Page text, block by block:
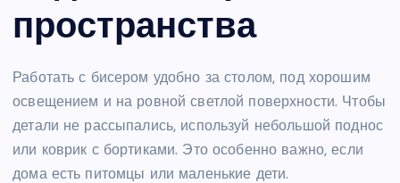
пространства
Работать с бисером удобно за столом, под хорошим
освещением и на ровной светлой поверхности. Чтобы
детали не рассыпались, используй небольшой поднос
или коврик с бортиками. Это особенно важно, если
дома есть питомцы или маленькие дети.